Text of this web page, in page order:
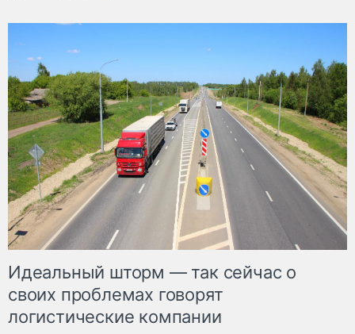
Идеальный шторм — так сейчас о
своих проблемах говорят
логистические компании